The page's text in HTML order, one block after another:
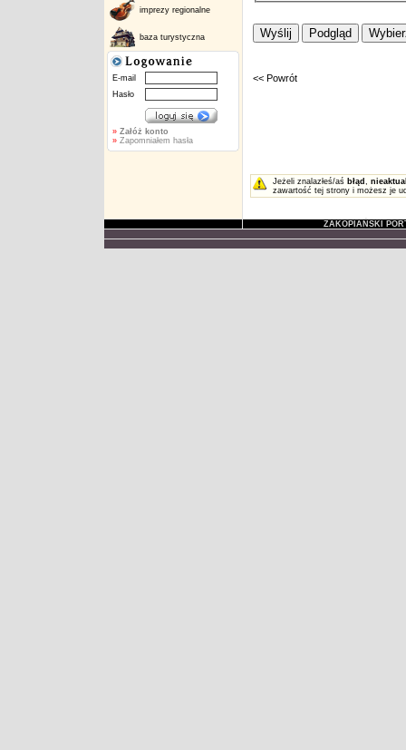
imprezy regionalne
baza turystyczna
E-mail
Hasło
» Załóż konto
» Zapomniałem hasła
<< Powrót
Jeżeli znalazłeś/aś błąd ,
zawartość tej strony i możesz je
ZAKOPIAŃSKI